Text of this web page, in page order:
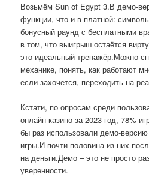
Возьмём Sun of Egypt 3.В демо-
функции, что и в платной:
бонусный раунд с бесплатными
в том, что выигрыш остаётся
это идеальный тренажёр.Можно
механике, понять, как работают
если захочется, переходить на
Кстати, по опросам среди
онлайн-казино за 2023 год, 78%
бы раз использовали демо-
игры.И почти половина из них
на деньги.Демо – это не просто
уверенности.